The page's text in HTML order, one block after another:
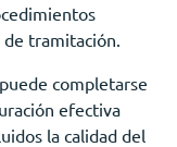
tramitación.
completarse
efectiva
la calidad del